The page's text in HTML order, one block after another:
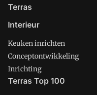
Terras
Interieur
Keuken inrichten
Conceptontwikkeling
Inrichting
Terras Top 100